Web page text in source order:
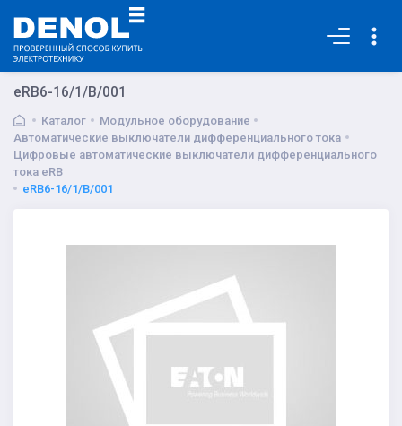
eRB6-16/1/B/001
Каталог
Модульное оборудование
Автоматические выключатели дифференциального тока
Цифровые автоматические выключатели дифференциального
тока eRB
eRB6-16/1/B/001